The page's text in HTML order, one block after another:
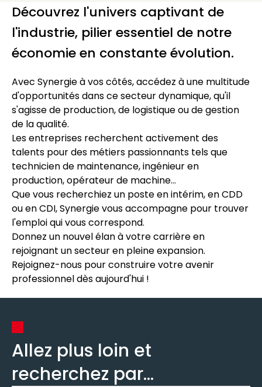
Découvrez l'univers captivant de
l'industrie, pilier essentiel de notre
économie en constante évolution.
Avec Synergie à vos côtés, accédez à une multitude
d'opportunités dans ce secteur dynamique, qu'il
s'agisse de production, de logistique ou de gestion
de la qualité.
Les entreprises recherchent activement des
talents pour des métiers passionnants tels que
technicien de maintenance, ingénieur en
production, opérateur de machine...
Que vous recherchiez un poste en intérim, en CDD
ou en CDI, Synergie vous accompagne pour trouver
l'emploi qui vous correspond.
Donnez un nouvel élan à votre carrière en
rejoignant un secteur en pleine expansion.
Rejoignez-nous pour construire votre avenir
professionnel dès aujourd'hui !
Allez plus loin et
recherchez par...